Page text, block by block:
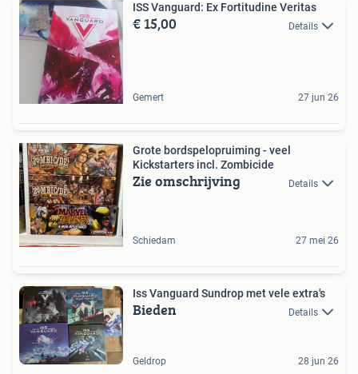
ISS Vanguard: Ex Fortitudine Veritas
€ 15,00 Details
Gemert 27 jun 26
Grote bordspelopruiming - veel
Kickstarters incl. Zombicide
Zie omschrijving Details
Schiedam 27 mei 26
Iss Vanguard Sundrop met vele extra's
Bieden Details
Geldrop 28 jun 26